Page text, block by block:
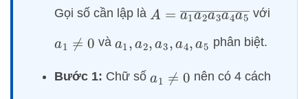
Gọi số cần lập là A =a 1a2a3a4a5 ―
với
a1 ≠0 và a1,a2,a3,a4,a5 phân biệt.
Bước 1: Chữ số a1 ≠0 nên có 4 cách